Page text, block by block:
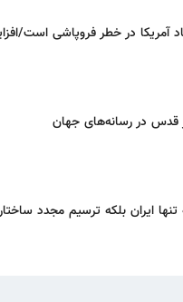
آمریکا در خطر فروپاشی است/
قدس در رسانه‌های جهان
ایران بلکه ترسیم مجدد